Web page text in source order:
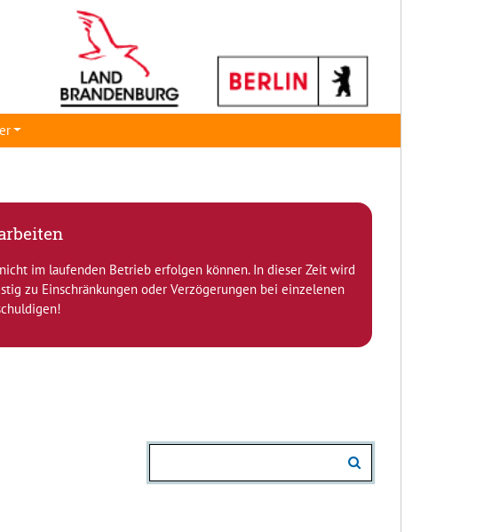
im laufenden Betrieb erfolgen können. In dieser Zeit wird
zu Einschränkungen oder Verzögerungen bei einzelenen